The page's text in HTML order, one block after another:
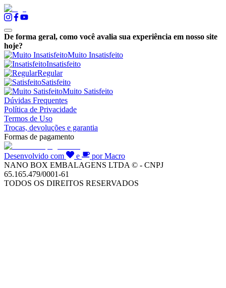
De forma geral, como você avalia sua experiência em nosso site
hoje?
Muito Insatisfeito
Insatisfeito
Regular
Satisfeito
Muito Satisfeito
Dúvidas Frequentes
Política de Privacidade
Termos de Uso
Trocas, devoluções e garantia
Formas de pagamento
Desenvolvido com e
por Macro
NANO BOX EMBALAGENS LTDA © - CNPJ
65.165.479/0001-61
TODOS OS DIREITOS RESERVADOS